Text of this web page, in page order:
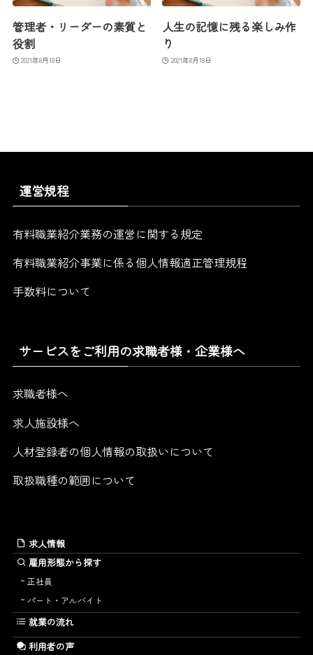
管理者・リーダーの素質と
役割
2021年8月18日
人生の記憶に残る楽しみ作
り
2021年8月18日
運営規程
有料職業紹介業務の運営に関する規定
有料職業紹介事業に係る個人情報適正管理規程
手数料について
サービスをご利用の求職者様・企業様へ
求職者様へ
求人施設様へ
人材登録者の個人情報の取扱いについて
取扱職種の範囲について
求人情報
雇用形態から探す
正社員
パート・アルバイト
就業の流れ
利用者の声